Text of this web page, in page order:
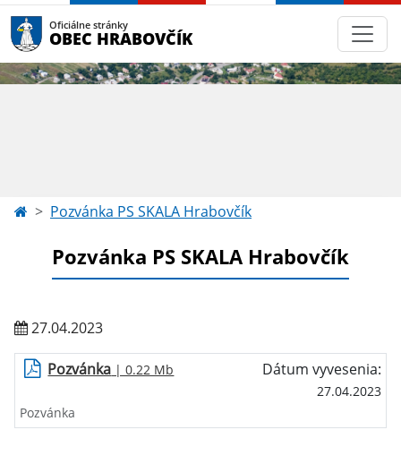
Oficiálne stránky
OBEC HRABOVČÍK
Pozvánka PS SKALA Hrabovčík
Pozvánka PS SKALA Hrabovčík
27.04.2023
Pozvánka | 0.22 Mb Dátum vyvesenia:
27.04.2023
Pozvánka